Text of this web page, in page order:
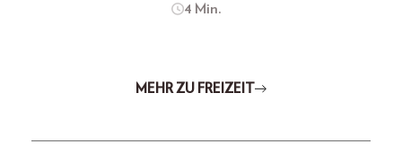
4 Min.
MEHR ZU FREIZEIT